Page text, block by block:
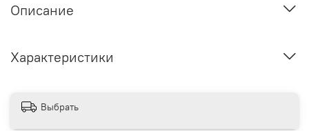
Описание
Характеристики
Выбрать